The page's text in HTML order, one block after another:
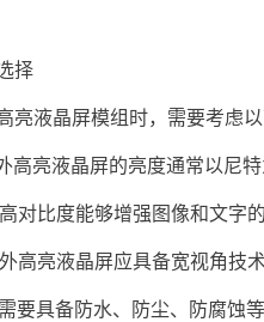
择
液晶屏模组时，需要考虑以
亮液晶屏的亮度通常以尼特
比度能够增强图像和文字的
亮液晶屏应具备宽视角技术
具备防水、防尘、防腐蚀等